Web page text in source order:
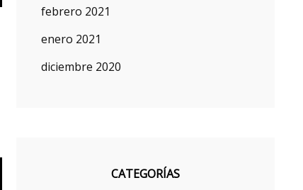
febrero 2021
enero 2021
diciembre 2020
CATEGORÍAS